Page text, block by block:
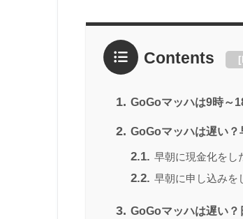
Contents [
1. GoGoマッハは9時～
2. GoGoマッハは遅い
2.1. 早朝に現金化をし
2.2. 早朝に申し込みを
3. GoGoマッハは遅い